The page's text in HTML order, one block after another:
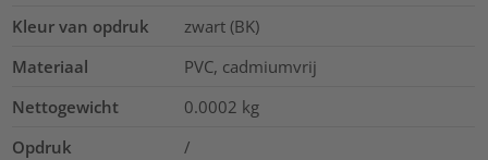
Kleur van opdruk
zwart (BK)
Materiaal
PVC, cadmiumvrij
Nettogewicht
0.0002 kg
Opdruk
/